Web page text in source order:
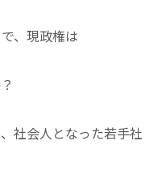
、現政権は
社会人となった若手社